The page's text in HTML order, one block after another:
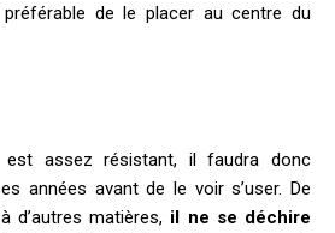
préférable de le placer au centre du
assez résistant, il faudra donc
années avant de le voir s’user. De
d’autres matières, il ne se déchire